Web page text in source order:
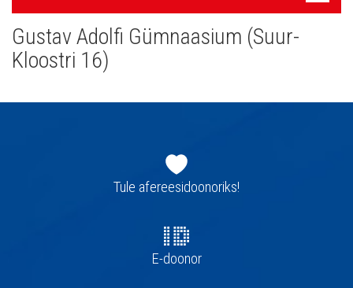
navigatsioon
Gustav Adolfi Gümnaasium (Suur-
Kloostri 16)
navigatsioonTule afereesidoonoriks!
E-doonor